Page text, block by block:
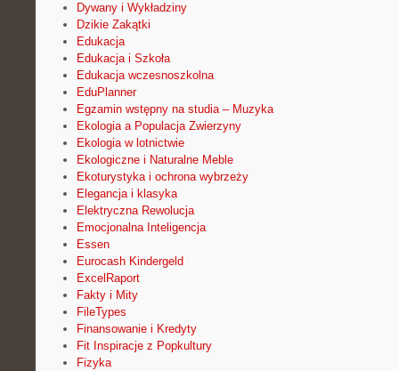
Dywany i Wykładziny
Dzikie Zakątki
Edukacja
Edukacja i Szkoła
Edukacja wczesnoszkolna
EduPlanner
Egzamin wstępny na studia – Muzyka
Ekologia a Populacja Zwierzyny
Ekologia w lotnictwie
Ekologiczne i Naturalne Meble
Ekoturystyka i ochrona wybrzeży
Elegancja i klasyka
Elektryczna Rewolucja
Emocjonalna Inteligencja
Essen
Eurocash Kindergeld
ExcelRaport
Fakty i Mity
FileTypes
Finansowanie i Kredyty
Fit Inspiracje z Popkultury
Fizyka